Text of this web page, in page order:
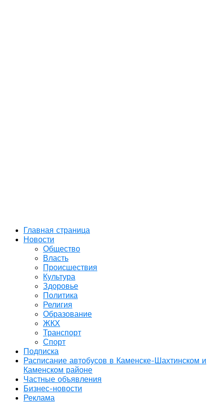
Главная страница
Новости
Общество
Власть
Происшествия
Культура
Здоровье
Политика
Религия
Образование
ЖКХ
Транспорт
Спорт
Подписка
Расписание автобусов в Каменске-Шахтинском и
Каменском районе
Частные объявления
Бизнес-новости
Реклама